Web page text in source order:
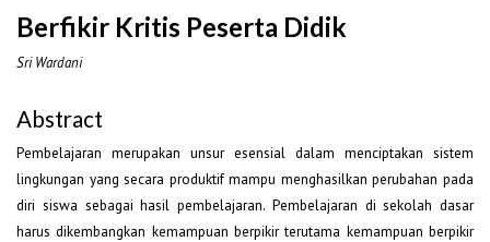
Berfikir Kritis Peserta Didik
Sri Wardani
Abstract
Pembelajaran merupakan unsur esensial dalam menciptakan sistem
lingkungan yang secara produktif mampu menghasilkan perubahan pada
diri siswa sebagai hasil pembelajaran. Pembelajaran di sekolah dasar
harus dikembangkan kemampuan berpikir terutama kemampuan berpikir